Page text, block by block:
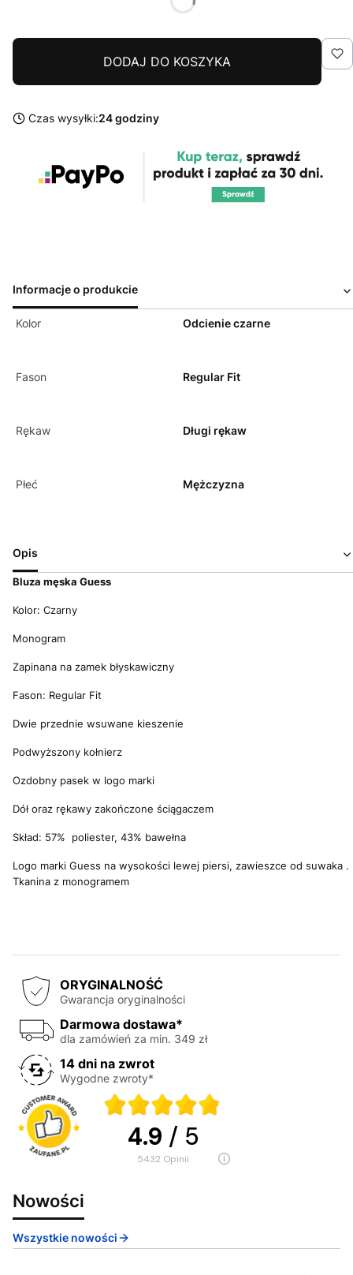
DODAJ DO KOSZYKA
Czas wysyłki:24 godziny
Informacje o produkcie
Kolor Odcienie czarne
Fason Regular Fit
Rękaw Długi rękaw
Płeć Mężczyzna
Opis
Bluza męska Guess
Kolor: Czarny
Monogram
Zapinana na zamek błyskawiczny
Fason: Regular Fit
Dwie przednie wsuwane kieszenie
Podwyższony kołnierz
Ozdobny pasek w logo marki
Dół oraz rękawy zakończone ściągaczem
Skład: 57% poliester, 43% bawełna
Logo marki Guess na wysokości lewej piersi, zawieszce od suwaka .
Tkanina z monogramem
ORYGINALNOŚĆ
Gwarancja oryginalności
Darmowa dostawa*
dla zamówień za min. 349 zł
14 dni na zwrot
Wygodne zwroty*
4.9 / 5
5432 opinii
Nowości
Wszystkie nowości